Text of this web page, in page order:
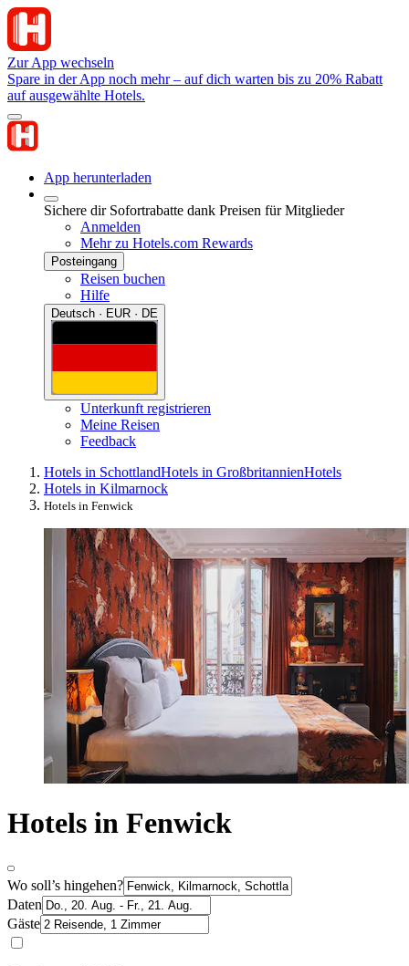
Zur App wechseln
Spare in der App noch mehr – auf dich warten bis zu 20% Rabatt
auf ausgewählte Hotels.
App herunterladen
Sichere dir Sofortrabatte dank Preisen für Mitglieder
Anmelden
Mehr zu Hotels.com Rewards
Posteingang
Reisen buchen
Hilfe
Deutsch · EUR · DE
Unterkunft registrieren
Meine Reisen
Feedback
Hotels in SchottlandHotels in GroßbritannienHotels
Hotels in Kilmarnock
Hotels in Fenwick
Hotels in Fenwick
Wo soll’s hingehen?
Daten
Gäste